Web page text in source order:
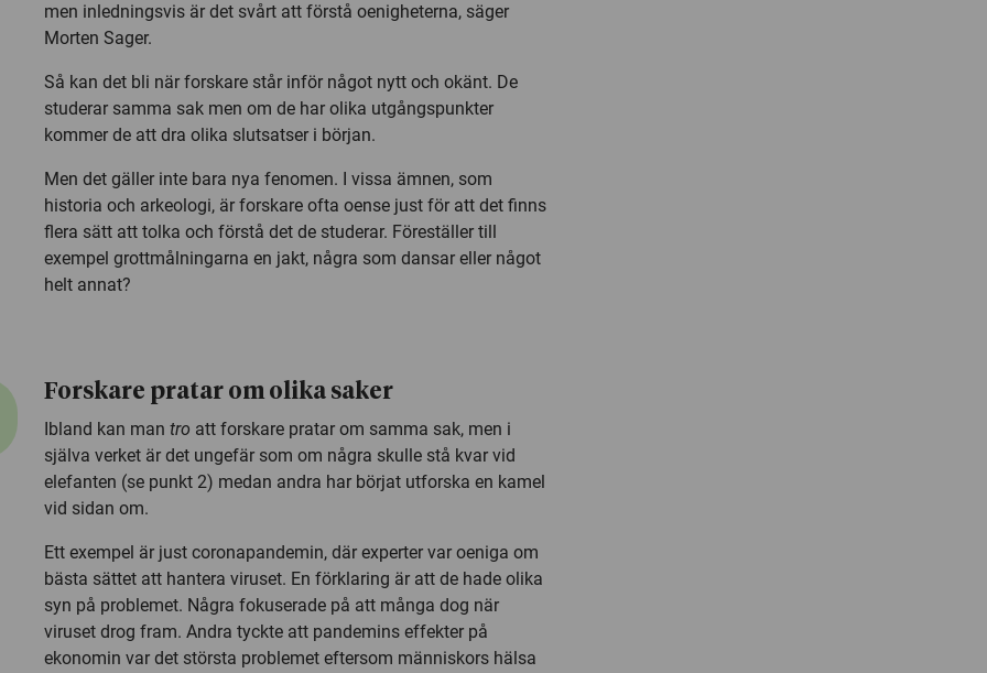
men inledningsvis är det svårt att förstå oenigheterna, säger
Morten Sager.
Så kan det bli när forskare står inför något nytt och okänt. De
studerar samma sak men om de har olika utgångspunkter
kommer de att dra olika slutsatser i början.
Men det gäller inte bara nya fenomen. I vissa ämnen, som
historia och arkeologi, är forskare ofta oense just för att det finns
flera sätt att tolka och förstå det de studerar. Föreställer till
exempel grottmålningarna en jakt, några som dansar eller något
helt annat?
Forskare pratar om olika saker
Ibland kan man tro att forskare pratar om samma sak, men i
själva verket är det ungefär som om några skulle stå kvar vid
elefanten (se punkt 2) medan andra har börjat utforska en kamel
vid sidan om.
Ett exempel är just coronapandemin, där experter var oeniga om
bästa sättet att hantera viruset. En förklaring är att de hade olika
syn på problemet. Några fokuserade på att många dog när
viruset drog fram. Andra tyckte att pandemins effekter på
ekonomin var det största problemet eftersom människors hälsa